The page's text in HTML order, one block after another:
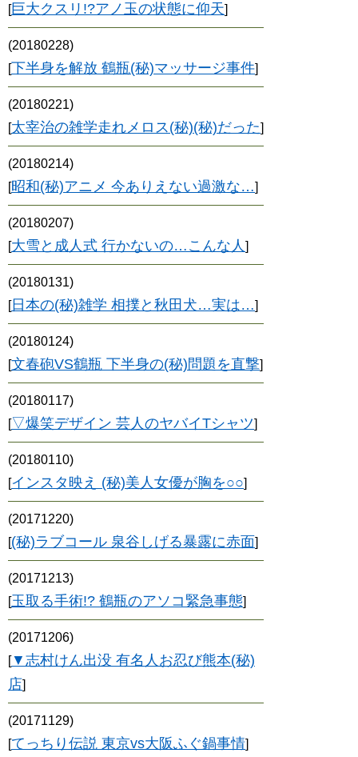
[巨大クスリ!?アノ玉の状態に仰天]
(20180228)
[下半身を解放 鶴瓶(秘)マッサージ事件]
(20180221)
[太宰治の雑学走れメロス(秘)(秘)だった]
(20180214)
[昭和(秘)アニメ 今ありえない過激な…]
(20180207)
[大雪と成人式 行かないの…こんな人]
(20180131)
[日本の(秘)雑学 相撲と秋田犬…実は…]
(20180124)
[文春砲VS鶴瓶 下半身の(秘)問題を直撃]
(20180117)
[▽爆笑デザイン 芸人のヤバイTシャツ]
(20180110)
[インスタ映え (秘)美人女優が胸を○○]
(20171220)
[(秘)ラブコール 泉谷しげる暴露に赤面]
(20171213)
[玉取る手術!? 鶴瓶のアソコ緊急事態]
(20171206)
[▼志村けん出没 有名人お忍び熊本(秘)
店]
(20171129)
[てっちり伝説 東京vs大阪ふぐ鍋事情]